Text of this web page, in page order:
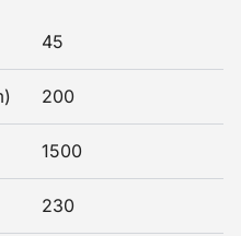
45
200
1500
230